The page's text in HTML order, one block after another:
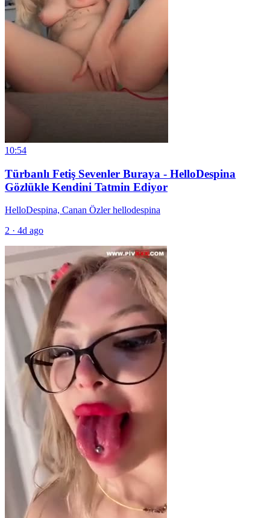
10:54
Türbanlı Fetiş Sevenler Buraya - HelloDespina
Gözlükle Kendini Tatmin Ediyor
HelloDespina, Canan Özler hellodespina
2 · 4d ago